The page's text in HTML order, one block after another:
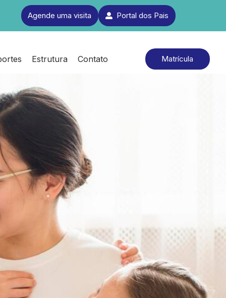
Agende uma visita Portal dos Pais
Estrutura Contato Matrícula